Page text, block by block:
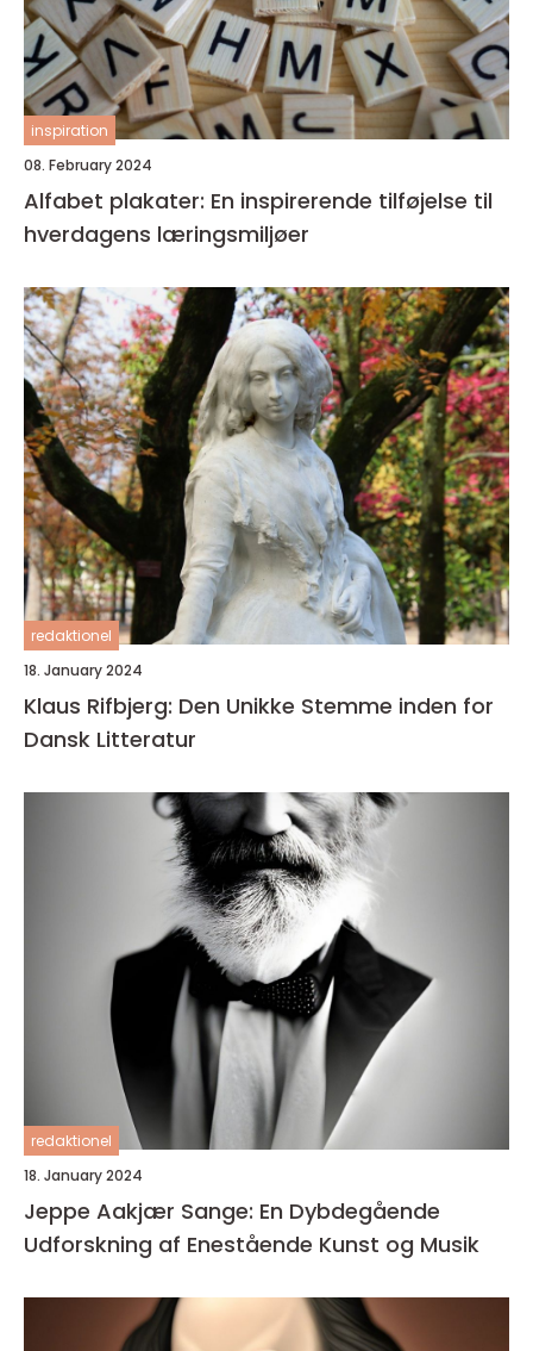
inspiration
08. February 2024
Alfabet plakater: En inspirerende tilføjelse til
hverdagens læringsmiljøer
redaktionel
18. January 2024
Klaus Rifbjerg: Den Unikke Stemme inden for
Dansk Litteratur
redaktionel
18. January 2024
Jeppe Aakjær Sange: En Dybdegående
Udforskning af Enestående Kunst og Musik